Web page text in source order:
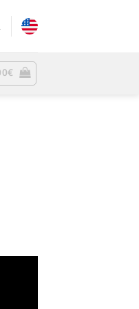
€